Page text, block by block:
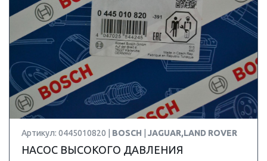
Артикул: 0445010820 | BOSCH JAGUAR,LAND ROVER
НАСОС ВЫСОКОГО ДАВЛЕНИЯ